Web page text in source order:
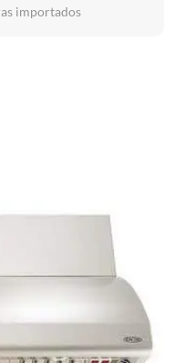
importados